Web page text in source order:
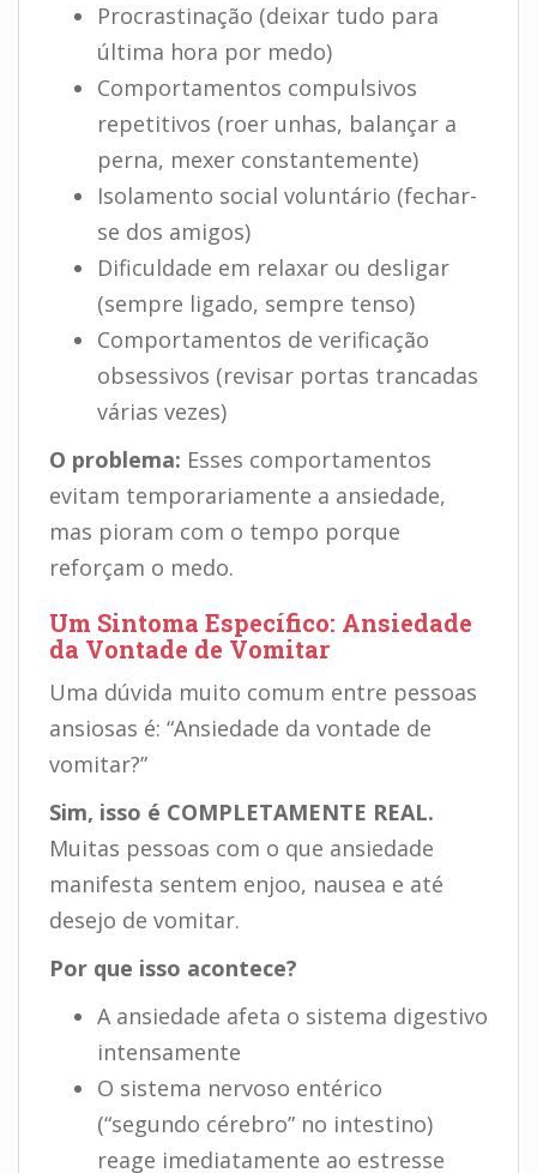
Procrastinação (deixar tudo para
última hora por medo)
Comportamentos compulsivos
repetitivos (roer unhas, balançar a
perna, mexer constantemente)
Isolamento social voluntário (fechar-
se dos amigos)
Dificuldade em relaxar ou desligar
(sempre ligado, sempre tenso)
Comportamentos de verificação
obsessivos (revisar portas trancadas
várias vezes)
O problema: Esses comportamentos
evitam temporariamente a ansiedade,
mas pioram com o tempo porque
reforçam o medo.
Um Sintoma Específico: Ansiedade
da Vontade de Vomitar
Uma dúvida muito comum entre pessoas
ansiosas é: “Ansiedade da vontade de
vomitar?”
Sim, isso é COMPLETAMENTE REAL.
Muitas pessoas com o que ansiedade
manifesta sentem enjoo, nausea e até
desejo de vomitar.
Por que isso acontece?
A ansiedade afeta o sistema digestivo
intensamente
O sistema nervoso entérico
(“segundo cérebro” no intestino)
reage imediatamente ao estresse